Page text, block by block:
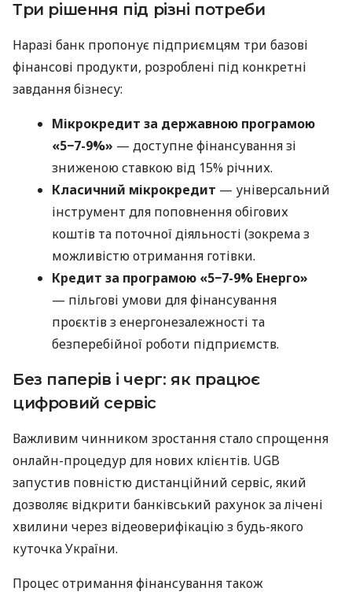
Три рішення під різні потреби
Наразі банк пропонує підприємцям три базові
фінансові продукти, розроблені під конкретні
завдання бізнесу:
Мікрокредит за державною програмою
«5−7-9%» — доступне фінансування зі
зниженою ставкою від 15% річних.
Класичний мікрокредит — універсальний
інструмент для поповнення обігових
коштів та поточної діяльності (зокрема з
можливістю отримання готівки.
Кредит за програмою «5−7-9% Енерго»
— пільгові умови для фінансування
проєктів з енергонезалежності та
безперебійної роботи підприємств.
Без паперів і черг: як працює
цифровий сервіс
Важливим чинником зростання стало спрощення
онлайн-процедур для нових клієнтів. UGB
запустив повністю дистанційний сервіс, який
дозволяє відкрити банківський рахунок за лічені
хвилини через відеоверифікацію з будь-якого
куточка України.
Процес отримання фінансування також